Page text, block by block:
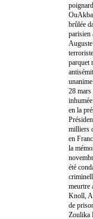
brûlée
parisien
parquet
28 mars
en la
milliers
en
la
été
meurtre
Knoll,
de
Zoulika